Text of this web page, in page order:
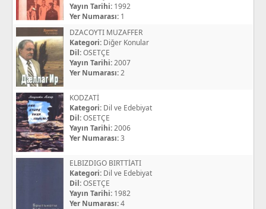
Yayın Tarihi: 1992
Yer Numarası: 1
DZACOYTI MUZAFFER
Kategori: Diğer Konular
Dil:OSETÇE
Yayın Tarihi:2007
Yer Numarası:2
KODZATİ
Kategori: Dil ve Edebiyat
Dil:OSETÇE
Yayın Tarihi:2006
Yer Numarası:3
ELBIZDIGO BIRTTİATI
Kategori: Dil ve Edebiyat
Dil:OSETÇE
Yayın Tarihi: 1982
Yer Numarası:4